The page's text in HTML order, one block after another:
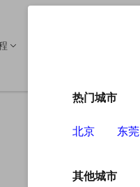
热门城市
北京 东莞
其他城市